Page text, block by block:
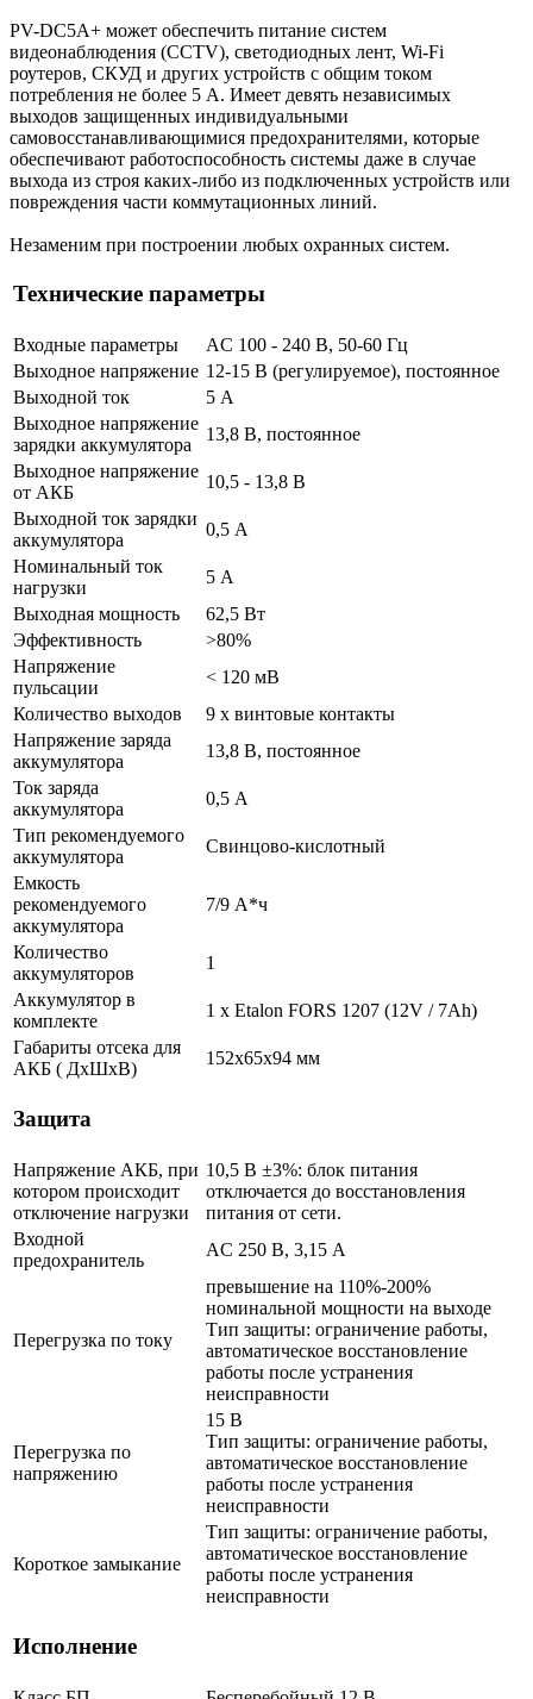
PV-DC5A+ может обеспечить питание систем
видеонаблюдения (CCTV), светодиодных лент, Wi-Fi
роутеров, СКУД и других устройств с общим током
потребления не более 5 А. Имеет девять независимых
выходов защищенных индивидуальными
самовосстанавливающимися предохранителями, которые
обеспечивают работоспособность системы даже в случае
выхода из строя каких-либо из подключенных устройств или
повреждения части коммутационных линий.
Незаменим при построении любых охранных систем.
Технические параметры
Входные параметры
AC 100 - 240 В, 50-60 Гц
Выходное напряжение 12-15 В (регулируемое), постоянное
Выходной ток
5 А
Выходное напряжение
зарядки аккумулятора
13,8 В, постоянное
Выходное напряжение
от АКБ
10,5 - 13,8 В
Выходной ток зарядки
аккумулятора
0,5 А
Номинальный ток
нагрузки
5 А
Выходная мощность
62,5 Вт
Эффективность
>80%
Напряжение
пульсации
< 120 мВ
Количество выходов
9 x винтовые контакты
Напряжение заряда
аккумулятора
13,8 В, постоянное
Ток заряда
аккумулятора
0,5 А
Тип рекомендуемого
аккумулятора
Свинцово-кислотный
Емкость
рекомендуемого
аккумулятора
7/9 А*ч
Количество
аккумуляторов
1
Аккумулятор в
комплекте
1 x Etalon FORS 1207 (12V / 7Ah)
Габариты отсека для
АКБ ( ДхШхВ)
152х65х94 мм
Защита
Напряжение АКБ, при
котором происходит
отключение нагрузки
10,5 В ±3%: блок питания
отключается до восстановления
питания от сети.
Входной
предохранитель
AC 250 В, 3,15 А
Перегрузка по току
превышение на 110%-200%
номинальной мощности на выходе
Тип защиты: ограничение работы,
автоматическое восстановление
работы после устранения
неисправности
Перегрузка по
напряжению
15 В
Тип защиты: ограничение работы,
автоматическое восстановление
работы после устранения
неисправности
Короткое замыкание
Тип защиты: ограничение работы,
автоматическое восстановление
работы после устранения
неисправности
Исполнение